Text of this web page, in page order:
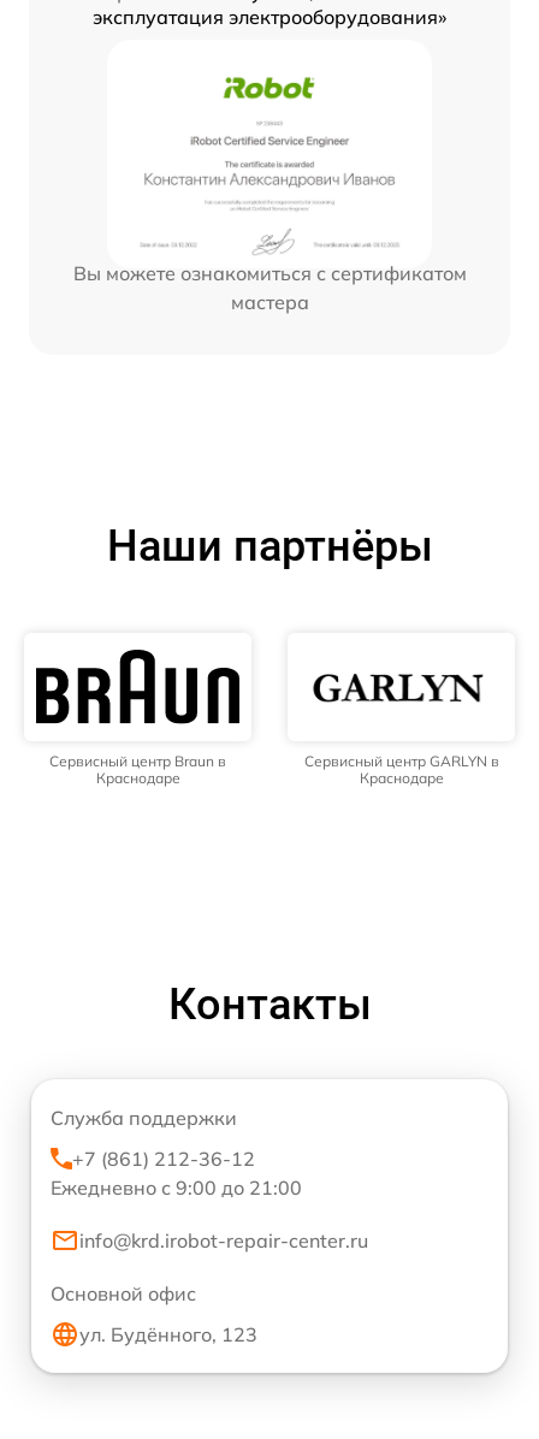
эксплуатация электрооборудования»
Вы можете ознакомиться с сертификатом
мастера
Наши партнёры
Сервисный центр Braun в
Краснодаре
Сервисный центр GARLYN в
Краснодаре
Контакты
Служба поддержки
+7 (861) 212-36-12
Ежедневно с 9:00 до 21:00
info@krd.irobot-repair-center.ru
Основной офис
ул. Будённого, 123